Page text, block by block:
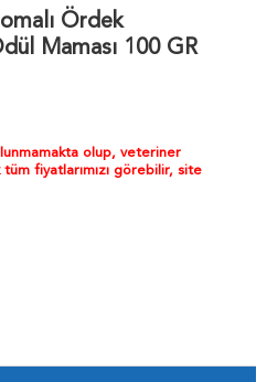
Ördek
Maması 100 GR
olup, veteriner
fiyatlarımızı görebilir, site